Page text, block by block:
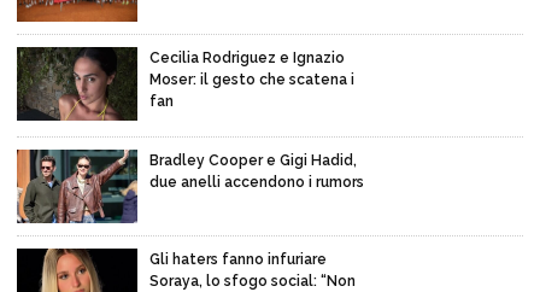
Cecilia Rodriguez e Ignazio
Moser: il gesto che scatena i
fan
Bradley Cooper e Gigi Hadid,
due anelli accendono i rumors
Gli haters fanno infuriare
Soraya, lo sfogo social: “Non